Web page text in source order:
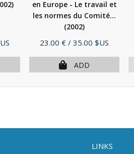
en Europe - Le travail et
les normes du Comité...
(2002)
Price
23.00 € / 35.00 $US
ADD
LINKS